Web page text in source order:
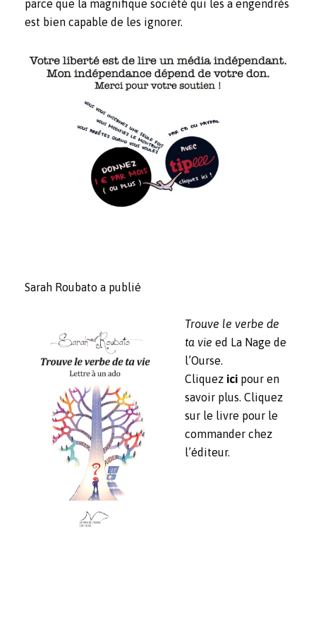
parce que la magnifique société qui les a engendrés
est bien capable de les ignorer.
Sarah Roubato a publié
Trouve le verbe de
ta vie ed La Nage de
l’Ourse.
Cliquez ici pour en
savoir plus. Cliquez
sur le livre pour le
commander chez
l’éditeur.